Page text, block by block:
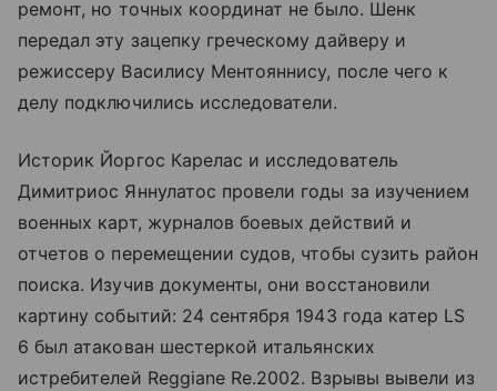
ремонт, но точных координат не было. Шенк
передал эту зацепку греческому дайверу и
режиссеру Василису Ментояннису, после чего к
делу подключились исследователи.
Историк Йоргос Карелас и исследователь
Димитриос Яннулатос провели годы за изучением
военных карт, журналов боевых действий и
отчетов о перемещении судов, чтобы сузить район
поиска. Изучив документы, они восстановили
картину событий: 24 сентября 1943 года катер LS
6 был атакован шестеркой итальянских
истребителей Reggiane Re.2002. Взрывы вывели из